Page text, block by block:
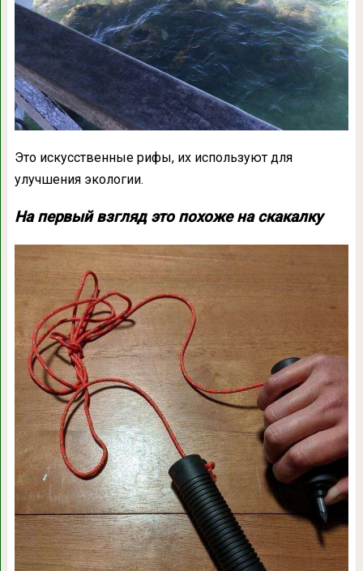
Это искусственные рифы, их используют для
улучшения экологии.
На первый взгляд это похоже на скакалку